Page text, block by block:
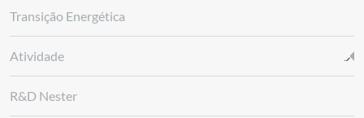
Transição Energética
Atividade
R&D Nester